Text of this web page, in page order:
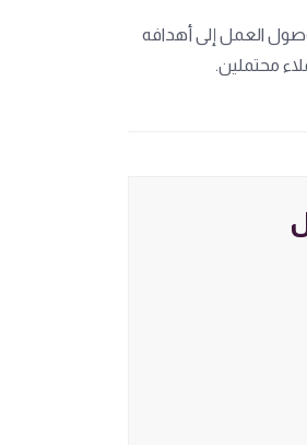
وصول العمل إلى أهدافه
محتملين.